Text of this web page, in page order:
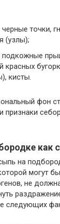
точки,
(узлы);
подкожные
красных
кисты.
фон
признаки
как
на
могут
не
следующих